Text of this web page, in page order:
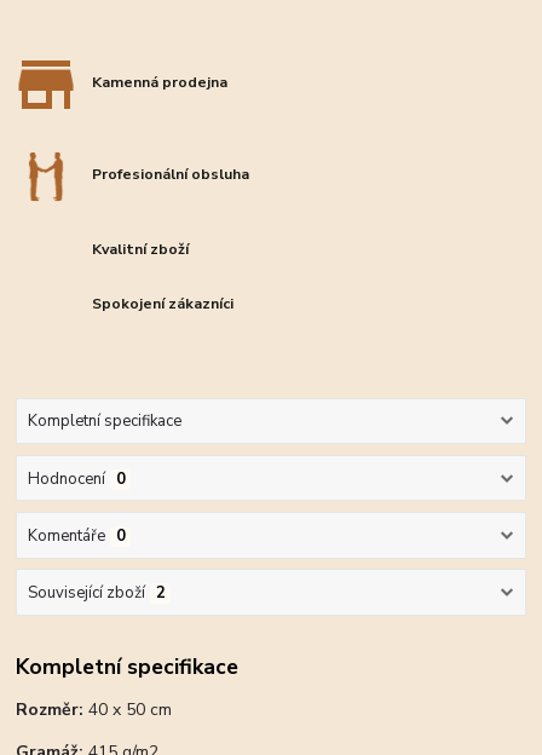
Kamenná prodejna
Profesionální obsluha
Kvalitní zboží
Spokojení zákazníci
Kompletní specifikace
Hodnocení 0
Komentáře 0
Související zboží 2
Kompletní specifikace
Rozměr:40 x 50 cm